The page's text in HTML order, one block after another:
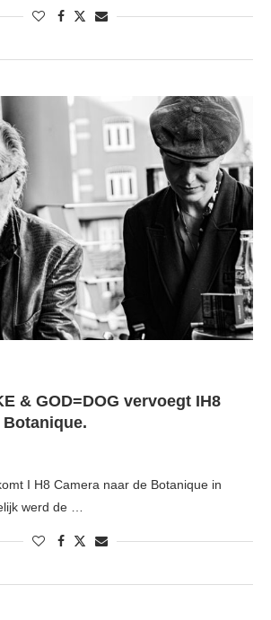
& GOD=DOG vervoegt IH8
Botanique.
I H8 Camera naar de Botanique in
werd de …